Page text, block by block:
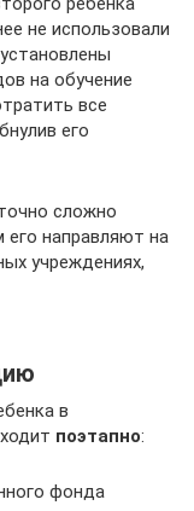
не использовали
на обучение
все
его
сложно
направляют на
учреждениях,
в
поэтапно:
фонда